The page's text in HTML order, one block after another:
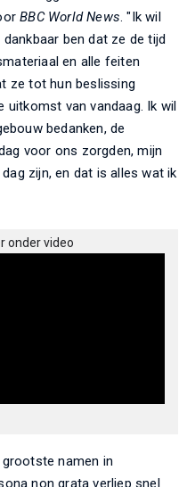
BBC World News. "Ik wil
ben dat ze de tijd
en alle feiten
ze tot hun beslissing
uitkomst van vandaag. Ik wil
bedanken, de
voor ons zorgden, mijn
zijn, en dat is alles wat ik
onder video
grootste namen in
non grata verliep snel